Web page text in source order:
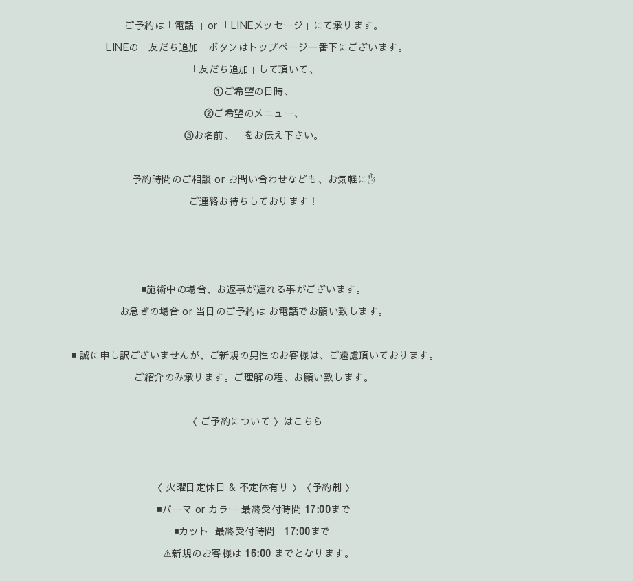
ご予約は「電話 」or 「LINEメッセージ」にて承ります。
LINEの「友だち追加」ボタンはトップページ一番下にございます。
「友だち追加」して頂いて、
①ご希望の日時、
②ご希望のメニュー、
③お名前、 をお伝え下さい。
予約時間のご相談 or お問い合わせなども、お気軽に✋️
ご連絡お待ちしております！
◾施術中の場合、お返事が遅れる事がございます。
お急ぎの場合 or 当日のご予約は お電話でお願い致します。
◾ 誠に申し訳ございませんが、ご新規の男性のお客様は、ご遠慮頂いております。
ご紹介のみ承ります。ご理解の程、お願い致します。
〈 ご予約について 〉はこちら
〈 火曜日定休日 & 不定休有り 〉〈予約制 〉
◾パーマ or カラー 最終受付時間 17:00まで
◾カット 最終受付時間 17:00まで
⚠️新規のお客様は 16:00 までとなります。